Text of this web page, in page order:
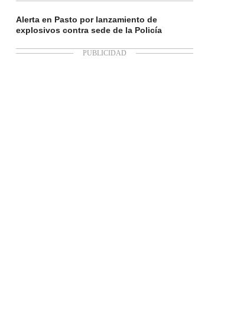
Alerta en Pasto por lanzamiento de
explosivos contra sede de la Policía